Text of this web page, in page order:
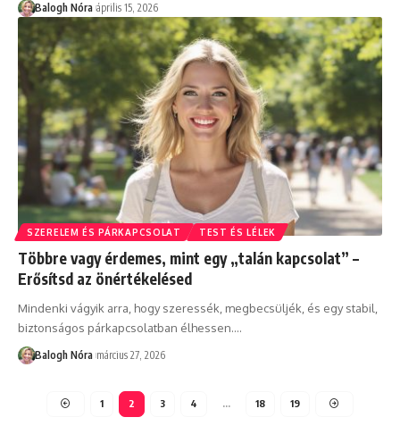
Balogh Nóra április 15, 2026
SZERELEM ÉS PÁRKAPCSOLAT TEST ÉS LÉLEK
Többre vagy érdemes, mint egy „talán kapcsolat” –
Erősítsd az önértékelésed
Mindenki vágyik arra, hogy szeressék, megbecsüljék, és egy stabil,
biztonságos párkapcsolatban élhessen.…
Balogh Nóra március 27, 2026
1 2 3 4 … 18 19